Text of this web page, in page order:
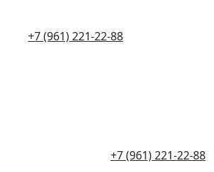
+7 (961) 221-22-88
+7 (961) 221-22-88